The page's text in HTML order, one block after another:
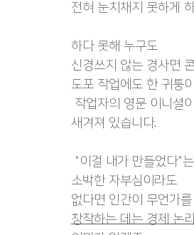
전혀 눈치채지 못하게
하다 못해 누구도
신경쓰지 않는 경사면
도포 작업에도 한 귀퉁
작업자의 영문 이니셜이
새겨져 있습니다.
"이걸 내가 만들었다"는
소박한 자부심이라도
없다면 인간이 무언가를
창작하는 데는 경제 논